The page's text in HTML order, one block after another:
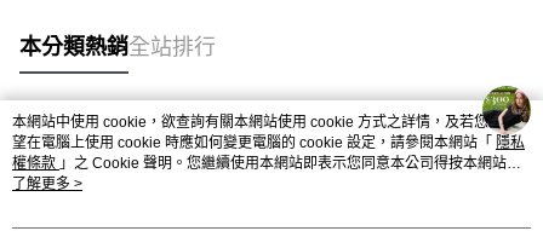
本分類熱銷全站排行
熱門標籤
本網站中使用 cookie，欲查詢有關本網站使用 cookie 方式之詳情，及若您不希
望在電腦上使用 cookie 時應如何變更電腦的 cookie 設定，請參閱本網站「 隱私
權條款 」之 Cookie 聲明。您繼續使用本網站即表示您同意本公司得按本網站使
用條款之 Cookie 聲明使用 cookie。
了解更多 >